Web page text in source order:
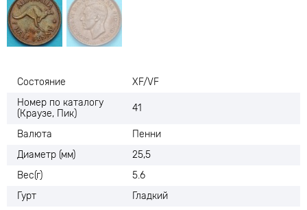
Состояние
ХF/VF
Номер по каталогу
(Краузе, Пик)
41
Валюта
Пенни
Диаметр (мм)
25,5
Вес(г)
5.6
Гурт
Гладкий